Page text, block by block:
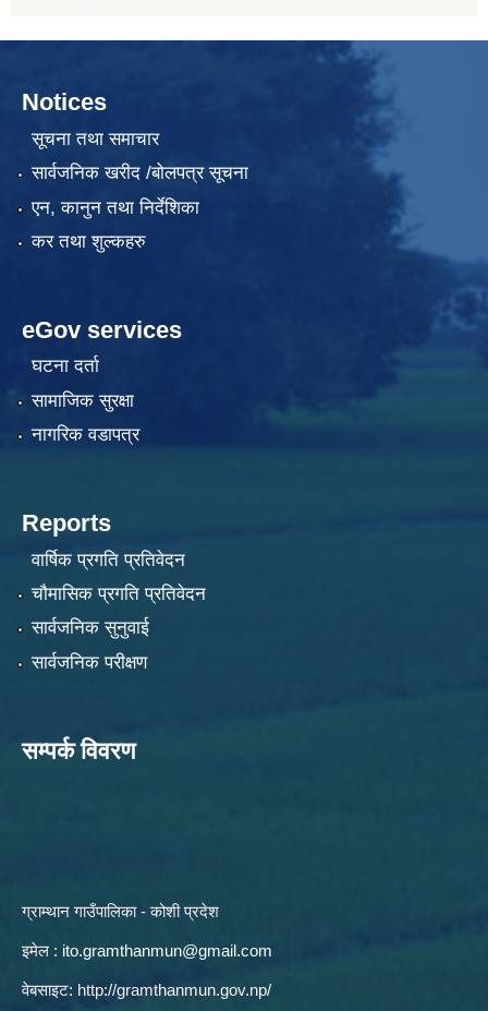
Notices
सूचना तथा समाचार
सार्वजनिक खरीद /बोलपत्र सूचना
एन, कानुन तथा निर्देशिका
कर तथा शुल्कहरु
eGov services
घटना दर्ता
सामाजिक सुरक्षा
नागरिक वडापत्र
Reports
वार्षिक प्रगति प्रतिवेदन
चौमासिक प्रगति प्रतिवेदन
सार्वजनिक सुनुवाई
सार्वजनिक परीक्षण
सम्पर्क विवरण
ग्राम्थान गाउँपालिका - कोशी प्रदेश
इमेल : ito.gramthanmun@gmail.com
वेबसाइट: http://gramthanmun.gov.np/